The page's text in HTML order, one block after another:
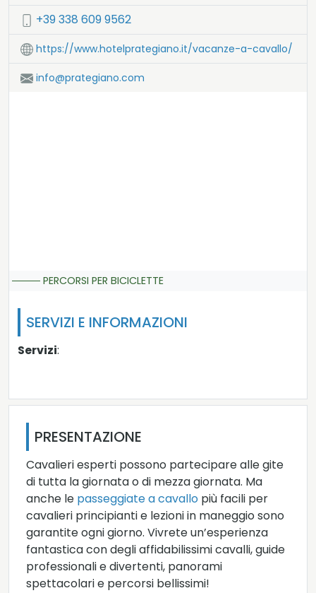
+39 338 609 9562
https://www.hotelprategiano.it/vacanze-a-cavallo/
info@prategiano.com
PERCORSI PER BICICLETTE
SERVIZI E INFORMAZIONI
Servizi:
PRESENTAZIONE
Cavalieri esperti possono partecipare alle gite
di tutta la giornata o di mezza giornata. Ma
anche le passeggiate a cavallo più facili per
cavalieri principianti e lezioni in maneggio sono
garantite ogni giorno. Vivrete un’esperienza
fantastica con degli affidabilissimi cavalli, guide
professionali e divertenti, panorami
spettacolari e percorsi bellissimi!